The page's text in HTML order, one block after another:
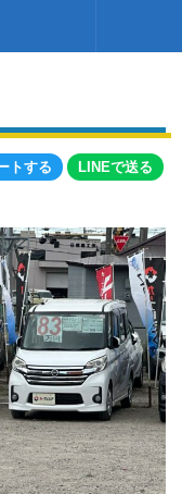
トする LINEで送る